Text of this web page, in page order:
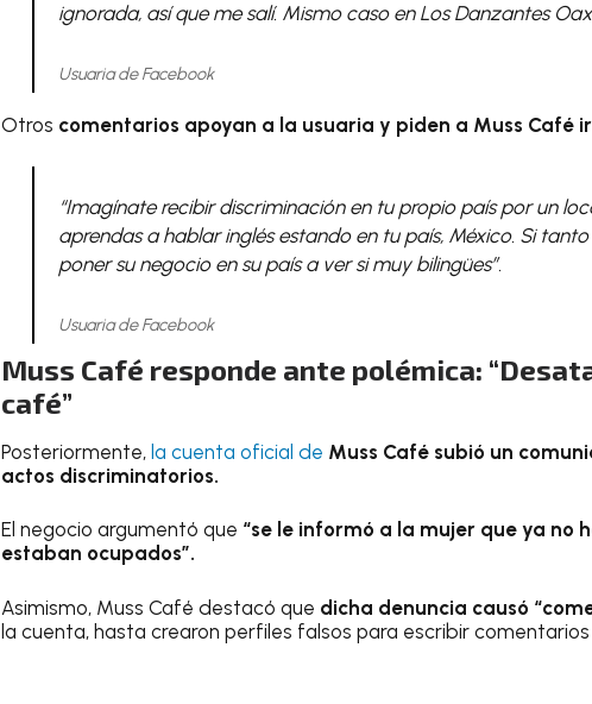
ignorada, así que me salí. Mismo caso en Los Danzantes
Usuaria de Facebook
Otros comentarios apoyan a la usuaria y piden a Muss Café
“Imagínate recibir discriminación en tu propio país por un
aprendas a hablar inglés estando en tu país, México. Si
poner su negocio en su país a ver si muy bilingües”.
Usuaria de Facebook
Muss Café responde ante polémica:
café”
Posteriormente, la cuenta oficial de Muss Café subió un
actos discriminatorios.
El negocio argumentó que “se le informó a la mujer que ya no
estaban ocupados”.
Asimismo, Muss Café destacó que dicha denuncia causó
la cuenta, hasta crearon perfiles falsos para escribir